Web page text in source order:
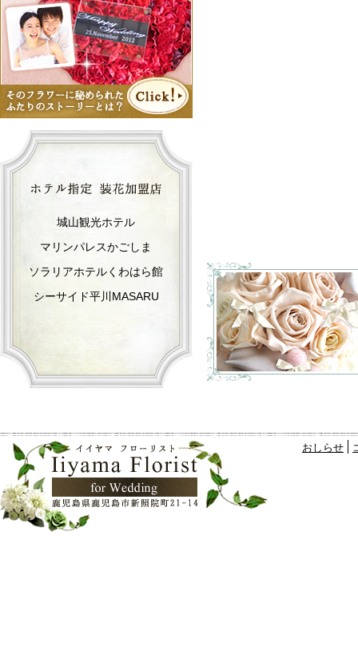
城山観光ホテル
マリンパレスかごしま
ソラリアホテルくわはら館
シーサイド平川MASARU
おしらせ